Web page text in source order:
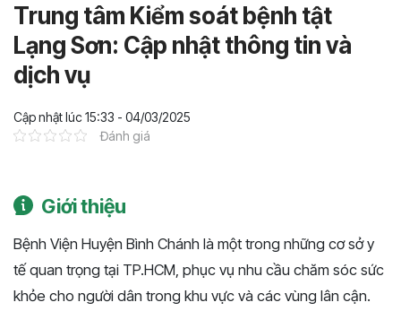
Trung tâm Kiểm soát bệnh tật
Lạng Sơn: Cập nhật thông tin và
dịch vụ
Cập nhật lúc 15:33 - 04/03/2025
Đánh giá
Giới thiệu
Bệnh Viện Huyện Bình Chánh là một trong những cơ sở y
tế quan trọng tại TP.HCM, phục vụ nhu cầu chăm sóc sức
khỏe cho người dân trong khu vực và các vùng lân cận.